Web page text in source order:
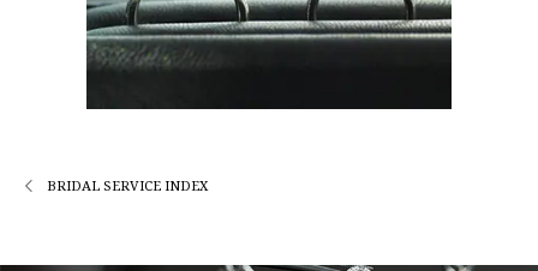
BRIDAL SERVICE INDEX